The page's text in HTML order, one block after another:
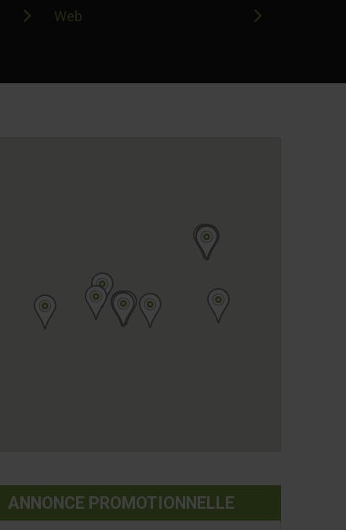
Web
ANNONCE PROMOTIONNELLE